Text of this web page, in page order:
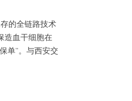
的全链路技术
造血干细胞在
单”。与西安交